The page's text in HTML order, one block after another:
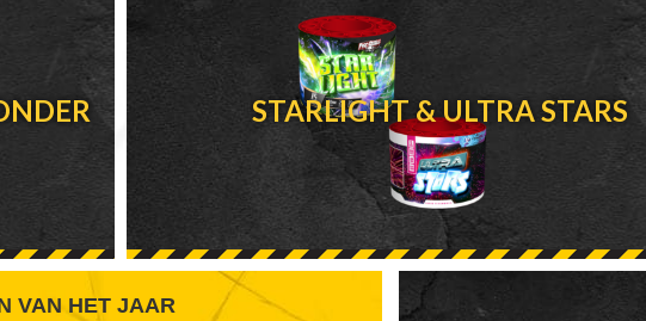
STARLIGHT & ULTRA STARS
VAN HET JAAR